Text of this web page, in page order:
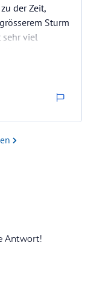
der Zeit,
Sturm
viel
Tauchen
was
mehreren
einige…
Antwort!